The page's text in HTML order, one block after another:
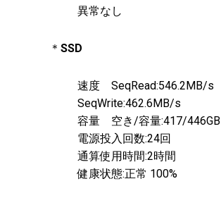
異常なし
＊ SSD
速度 SeqRead:546.2MB/s
SeqWrite:462.6MB/s
容量 空き/容量:417/446GB
電源投入回数:24回
通算使用時間:2時間
健康状態:正常 100%